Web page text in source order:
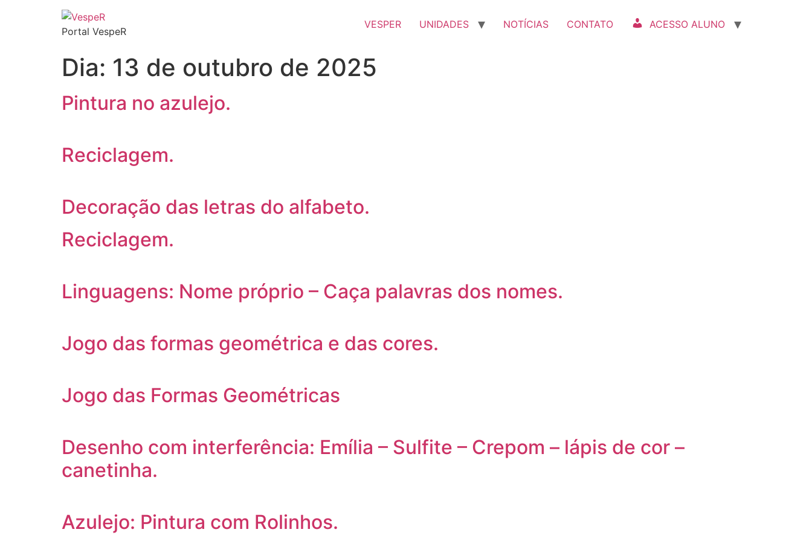
Portal VespeR
VESPER UNIDADES NOTÍCIAS CONTATO ACESSO ALUNO
Dia: 13 de outubro de 2025
Pintura no azulejo.
Reciclagem.
Decoração das letras do alfabeto.
Reciclagem.
Linguagens: Nome próprio – Caça palavras dos nomes.
Jogo das formas geométrica e das cores.
Jogo das Formas Geométricas
Desenho com interferência: Emília – Sulfite – Crepom – lápis de cor –
canetinha.
Azulejo: Pintura com Rolinhos.